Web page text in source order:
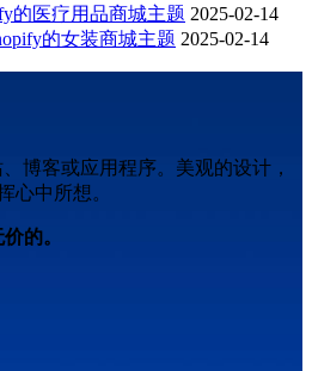
的医疗用品商城主题 2025-02-14
的女装商城主题 2025-02-14
博客或应用程序。美观的设计，
心中所想。
的。